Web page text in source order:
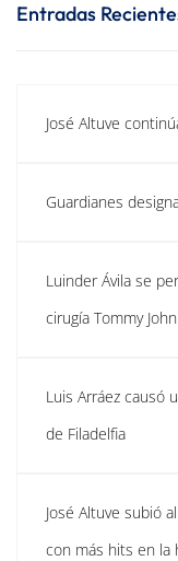
Entradas
José Altuve
Guardianes
Luinder Ávila se
cirugía Tommy John
Luis Arráez causó
de Filadelfia
José Altuve subió
con más hits en la